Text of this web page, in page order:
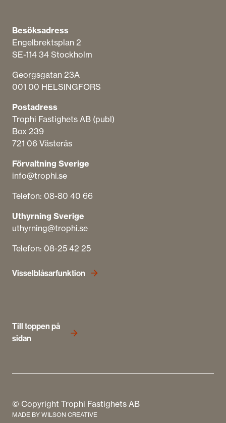
Besöksadress
Engelbrektsplan​ 2
SE-114 34 Stockholm
Georgsgatan 23A
001 00 HELSINGFORS
Postadress
Trophi Fastighets AB (publ)
Box 239
721 06 Västerås
Förvaltning Sverige
info@trophi.se
Telefon: 08-80 40 66
Uthyrning Sverige
uthyrning@trophi.se
Telefon: 08-25 42 25
Visselblåsarfunktion
Till toppen på
sidan
© Copyright Trophi Fastighets AB
MADE BY WILSON CREATIVE